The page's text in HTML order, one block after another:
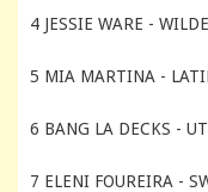
4 JESSIE WARE -
5 MIA MARTINA -
6 BANG LA DECKS -
7 ELENI FOUREIRA -